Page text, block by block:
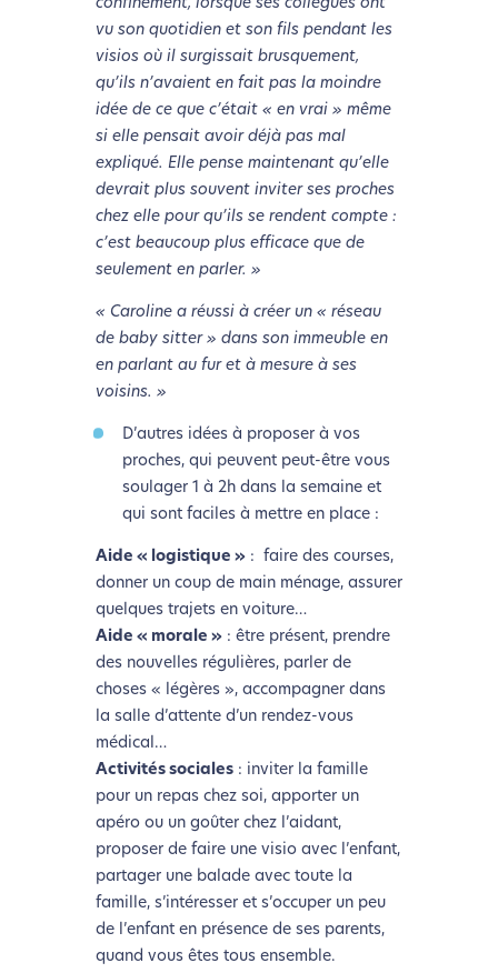
L’écoconception, ça vous
concerne aussi !
Nous avons développé ce site Internet dans le cadre
d’une démarche forte d’écoconception.
Si vous aussi vous souhaitez diminuer drastiquement
les besoins énergétiques nécessaires à votre
navigation, vous pouvezle parcourir dans son Mode
Eco. Celui-ci sollicitera très peu nos serveurs et vous
l’écoconception.
Merci pour votre contribution !
Activer le Mode Eco Annuler
confinement, lorsque ses collègues ont
vu son quotidien et son fils pendant les
visios où il surgissait brusquement,
qu’ils n’avaient en fait pas la moindre
idée de ce que c’était « en vrai » même
si elle pensait avoir déjà pas mal
expliqué. Elle pense maintenant qu’elle
devrait plus souvent inviter ses proches
chez elle pour qu’ils se rendent compte :
c’est beaucoup plus efficace que de
seulement en parler. »
« Caroline a réussi à créer un « réseau
de baby sitter » dans son immeuble en
en parlant au fur et à mesure à ses
voisins. »
D’autres idées à proposer à vos
proches, qui peuvent peut-être vous
soulager 1 à 2h dans la semaine et
qui sont faciles à mettre en place :
Aide « logistique »: faire des courses,
donner un coup de main ménage, assurer
quelques trajets en voiture…
Aide « morale »: être présent, prendre
des nouvelles régulières, parler de
choses « légères », accompagner dans
la salle d’attente d’un rendez-vous
médical…
Activités sociales: inviter la famille
pour un repas chez soi, apporter un
apéro ou un goûter chez l’aidant,
proposer de faire une visio avec l’enfant,
partager une balade avec toute la
famille, s’intéresser et s’occuper un peu
de l’enfant en présence de ses parents,
quand vous êtes tous ensemble.